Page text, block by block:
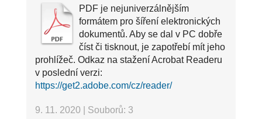
PDF je nejuniverzálnějším
formátem pro šíření elektronických
dokumentů. Aby se dal v PC dobře
číst či tisknout, je zapotřebí mít jeho
prohlížeč. Odkaz na stažení Acrobat Readeru
v poslední verzi:
https://get2.adobe.com/cz/reader/
9. 11. 2020 Souborů: 3